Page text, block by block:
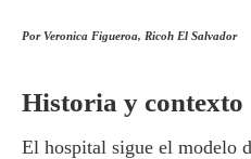
Por Veronica Figueroa, Ricoh El Salvador
Historia y contexto
El hospital sigue el modelo